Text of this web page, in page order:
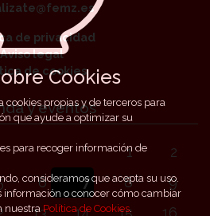
de privacidad
Aviso legal
de cookies
y eventos
1
2
6 7 8
9
Cookies
cookies propias y de terceros para
que ayude a optimizar su
para recoger información de
consideramos que acepta su uso.
información o conocer cómo cambiar
nuestraPolítica de Cookies.